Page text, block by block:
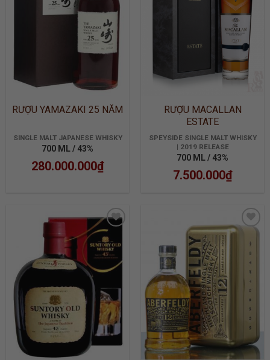
RƯỢU YAMAZAKI 25 NĂM
SINGLE MALT JAPANESE WHISKY
700 ML / 43%
280.000.000₫
RƯỢU MACALLAN
ESTATE
SPEYSIDE SINGLE MALT WHISKY
| 2019 RELEASE
700 ML / 43%
7.500.000₫
ADD TO
WISHLIST
ADD TO
WISHLIST